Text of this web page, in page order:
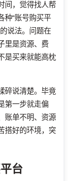
间，觉得找人帮
种“账号购买平
的说法。问题在
里是资源、费
是买来就能高枕
碎说清楚。毕竟
第一步就走偏
账单不明、资源
搭好的环境，突
台